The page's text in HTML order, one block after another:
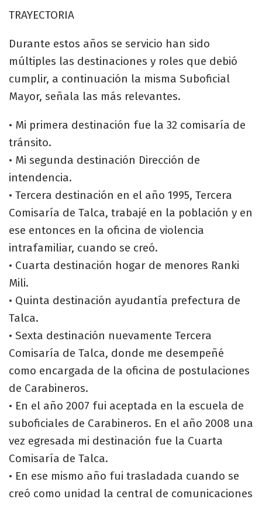
TRAYECTORIA
Durante estos años se servicio han sido
múltiples las destinaciones y roles que debió
cumplir, a continuación la misma Suboficial
Mayor, señala las más relevantes.
• Mi primera destinación fue la 32 comisaría de
tránsito.
• Mi segunda destinación Dirección de
intendencia.
• Tercera destinación en el año 1995, Tercera
Comisaría de Talca, trabajé en la población y en
ese entonces en la oficina de violencia
intrafamiliar, cuando se creó.
• Cuarta destinación hogar de menores Ranki
Mili.
• Quinta destinación ayudantía prefectura de
Talca.
• Sexta destinación nuevamente Tercera
Comisaría de Talca, donde me desempeñé
como encargada de la oficina de postulaciones
de Carabineros.
• En el año 2007 fui aceptada en la escuela de
suboficiales de Carabineros. En el año 2008 una
vez egresada mi destinación fue la Cuarta
Comisaría de Talca.
• En ese mismo año fui trasladada cuando se
creó como unidad la central de comunicaciones